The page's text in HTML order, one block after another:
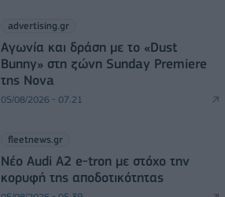
advertising.gr
Αγωνία και δράση με το «Dust
Bunny» στη ζώνη Sunday Premiere
της Nova
05/08/2026 - 07:21
fleetnews.gr
Νέο Audi A2 e-tron με στόχο την
κορυφή της αποδοτικότητας